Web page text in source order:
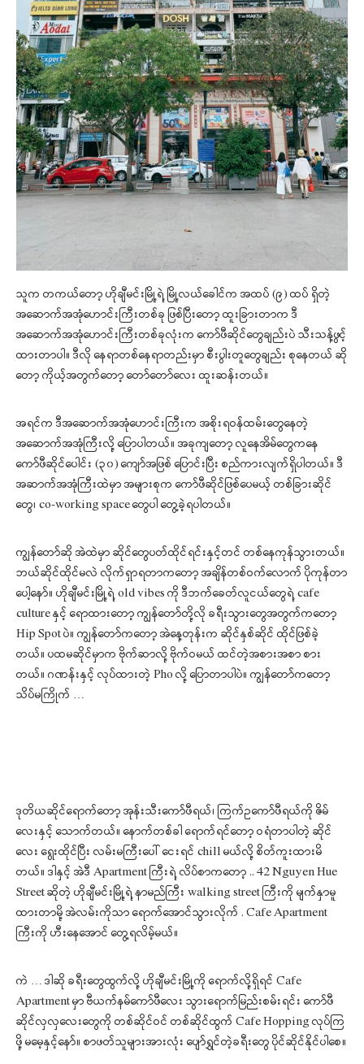
သူက တကယ်တော့ ဟိုချီမင်းမြို့ရဲ့ မြို့လယ်ခေါင်က အထပ် (၉) ထပ် ရှိတဲ့
အဆောက်အအုံဟောင်းကြီးတစ်ခု ဖြစ်ပြီးတော့ ထူးခြားတာက ဒီ
အဆောက်အအုံဟောင်းကြီးတစ်ခုလုံးက ကော်ဖီဆိုင်တွေချည်းပဲ သီးသန့်ဖွင့်
ထားတာပါ။ ဒီလို နေရာတစ်နေရာတည်းမှာ စီးပွါးတူတွေချည်း စုနေတယ် ဆို
တော့ ကိုယ့်အတွက်တော့ တော်တော်လေး ထူးဆန်းတယ်။
အရင်က ဒီအဆောက်အအုံဟောင်းကြီးက အစိုးရဝန်ထမ်းတွေနေတဲ့
အဆောက်အအုံကြီးလို့ ပြောပါတယ်။ အခုကျတော့ လူနေအိမ်တွေကနေ
ကော်ဖီဆိုင်ပေါင်း (၃၀) ကျော်အဖြစ် ပြောင်းပြီး စည်ကားလျက်ရှိပါတယ်။ ဒီ
အဆာက်အအုံကြီးထဲမှာ အများစုက ကော်ဖီဆိုင်ဖြစ်ပေမယ့် တစ်ခြားဆိုင်
တွေ၊ co-working space တွေပါ တွေ့ခဲ့ရပါတယ်။
ကျွန်တော်ဆို အဲထဲမှာ ဆိုင်တွေပတ်ထိုင်ရင်းနှင့်တင် တစ်နေကုန်သွားတယ်။
ဘယ်ဆိုင်ထိုင်မလဲ လိုက်ရှာရတာကတော့ အချိန်တစ်ဝက်လောက် ပိုကုန်တာ
ပေါ့နော်။ ဟိုချီမင်းမြို့ရဲ့ old vibes ကို ဒီဘက်ခေတ်လူငယ်တွေရဲ့ cafe
culture နှင့် ရောထားတော့ ကျွန်တော်တို့လို ခရီးသွားတွေအတွက်ကတော့
Hip Spot ပဲ။ ကျွန်တော်ကတော့ အဲနေ့တုန်းက ဆိုင်နှစ်ဆိုင် ထိုင်ဖြစ်ခဲ့
တယ်။ ပထမဆိုင်မှာက ဗိုက်ဆာလို့ ဗိုက်ဝမယ် ထင်တဲ့အစားအစာ စား
တယ်။ ဂဏန်းနှင့် လုပ်ထားတဲ့ Pho လို့ ပြောတာပါပဲ။ ကျွန်တော်ကတော့
သိပ်မကြိုက် …
ဒုတိယဆိုင်ရောက်တော့ အုန်းသီးကော်ဖီရယ်၊ ကြက်ဥကော်ဖီရယ်ကို ဇိမ်
လေးနှင့် သောက်တယ်။ နောက်တစ်ခါ ရောက်ရင်တော့ ဝရံတာပါတဲ့ ဆိုင်
လေး ရွေးထိုင်ပြီး လမ်းမကြီးပေါ် ငေးရင် chill မယ်လို့ စိတ်ကူးထားမိ
တယ်။ ဒါနှင့် အဲဒီ Apartment ကြီးရဲ့ လိပ်စာကတော့ .. 42 Nguyen Hue
Street ဆိုတဲ့ ဟိုချီမင်းမြို့ရဲ့ နာမည်ကြီး walking street ကြီးကို မျက်နှာမူ
ထားတာမို့ အဲလမ်းကိုသာ ရောက်အောင်သွားလိုက် . Cafe Apartment
ကြီးကို ဟီးနေအောင် တွေ့ရလိမ့်မယ်။
ကဲ … ဒါဆို ခရီးတွေထွက်လို့ ဟိုချီမင်းမြို့ကို ရောက်လို့ရှိရင် Cafe
Apartment မှာ ဗီယက်နမ်ကော်ဖီလေး သွားရောက်မြည်းစမ်းရင်း ကော်ဖီ
ဆိုင်လှလှလေးတွေကို တစ်ဆိုင်ဝင် တစ်ဆိုင်ထွက် Cafe Hopping လုပ်ကြ
ဖို့ မမေ့နှင့်နော်။ စာဖတ်သူများအားလုံး ပျော်ရွှင်တဲ့ခရီးတွေ ပိုင်ဆိုင်နိုင်ပါစေ။